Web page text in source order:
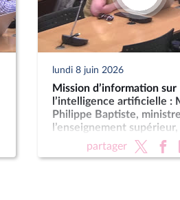
lundi 8 juin 2026
Mission d’information sur
l’intelligence artificielle :
Philippe Baptiste,
l’enseignement supérieur,
recherche et de l’espace
partager